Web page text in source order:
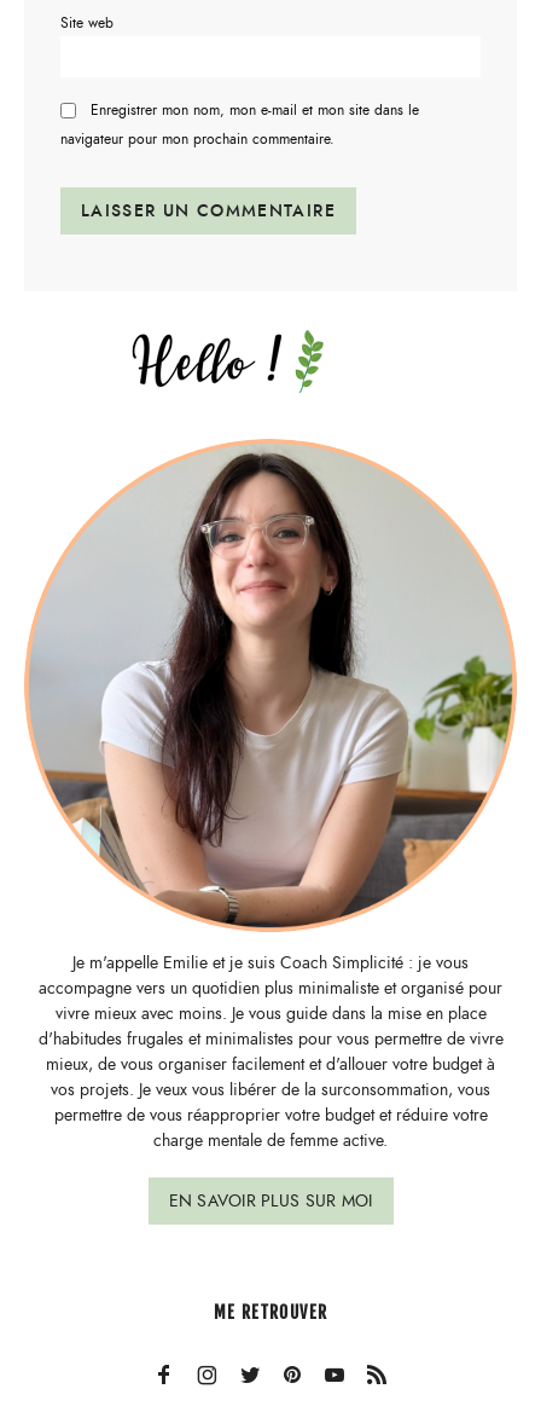
Site web
Enregistrer mon nom, mon e-mail et mon site dans le
navigateur pour mon prochain commentaire.
Je m'appelle Emilie et je suis Coach Simplicité : je vous
accompagne vers un quotidien plus minimaliste et organisé pour
vivre mieux avec moins. Je vous guide dans la mise en place
d'habitudes frugales et minimalistes pour vous permettre de vivre
mieux, de vous organiser facilement et d'allouer votre budget à
vos projets. Je veux vous libérer de la surconsommation, vous
permettre de vous réapproprier votre budget et réduire votre
charge mentale de femme active.
EN SAVOIR PLUS SUR MOI
ME RETROUVER